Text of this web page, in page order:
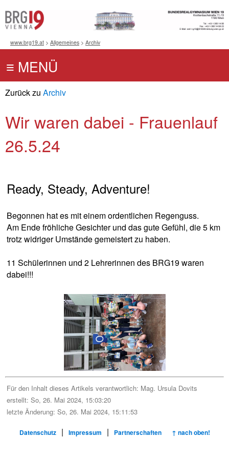
www.brg19.at > Allgemeines > Archiv
Zurück zu Archiv
Wir waren dabei - Frauenlauf
26.5.24
Ready, Steady, Adventure!
Begonnen hat es mit einem ordentlichen Regenguss.
Am Ende fröhliche Gesichter und das gute Gefühl, die 5 km
trotz widriger Umstände gemeistert zu haben.
11 Schülerinnen und 2 Lehrerinnen des BRG19 waren
dabei!!!
Für den Inhalt dieses Artikels verantwortlich: Mag. Ursula Dovits
erstellt: So, 26. Mai 2024, 15:03:20
letzte Änderung: So, 26. Mai 2024, 15:11:53
Datenschutz | Impressum | Partnerschaften ↑ nach oben!